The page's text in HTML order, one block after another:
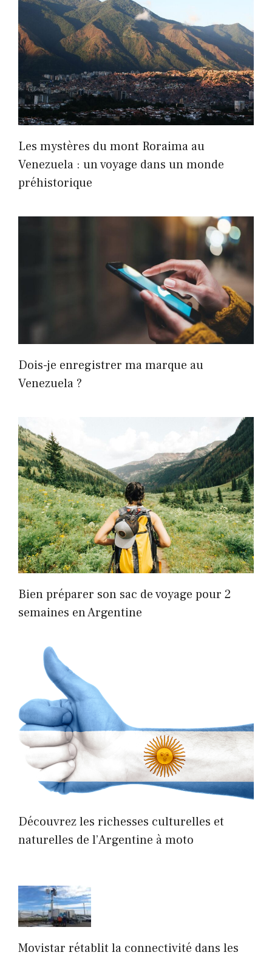
Les mystères du mont Roraima au
Venezuela : un voyage dans un monde
préhistorique
Dois-je enregistrer ma marque au
Venezuela ?
Bien préparer son sac de voyage pour 2
semaines en Argentine
Découvrez les richesses culturelles et
naturelles de l’Argentine à moto
Movistar rétablit la connectivité dans les